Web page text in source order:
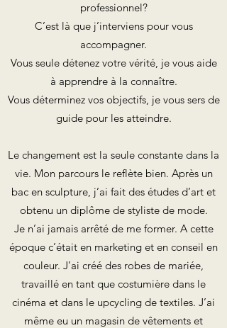
professionnel?
C’est là que j’interviens pour vous
accompagner.
Vous seule détenez votre vérité, je vous aide
à apprendre à la connaître.
Vous déterminez vos objectifs, je vous sers de
guide pour les atteindre.
Le changement est la seule constante dans la
vie. Mon parcours le reflète bien. Après un
bac en sculpture, j’ai fait des études d’art et
obtenu un diplôme de styliste de mode.
Je n’ai jamais arrêté de me former. A cette
époque c’était en marketing et en conseil en
couleur. J’ai créé des robes de mariée,
travaillé en tant que costumière dans le
cinéma et dans le upcycling de textiles. J’ai
même eu un magasin de vêtements et